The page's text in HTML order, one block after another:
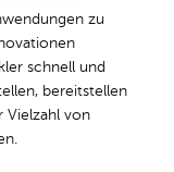
zu
schnell und
bereitstellen
Vielzahl von